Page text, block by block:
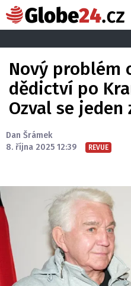
Nový problém
dědictví po
Ozval se jeden
Dan Šrámek
8. října 2025 12:39
REVUE